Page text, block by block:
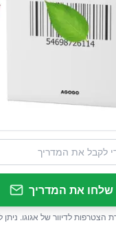
שלחו את המדריך
הצטרפות לדיוור של אגוגו.